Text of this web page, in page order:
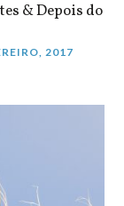
& Depois do
2017